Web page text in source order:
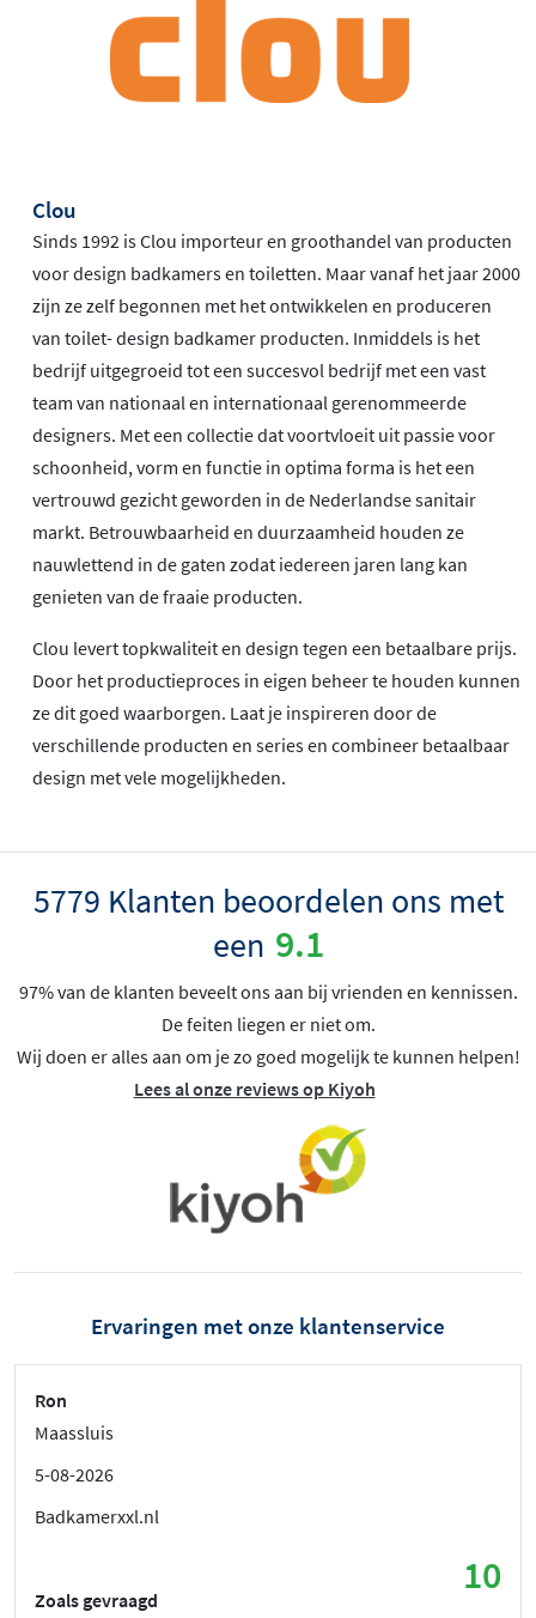
Clou
Sinds 1992 is Clou importeur en groothandel van producten
voor design badkamers en toiletten. Maar vanaf het jaar 2000
zijn ze zelf begonnen met het ontwikkelen en produceren
van toilet- design badkamer producten. Inmiddels is het
bedrijf uitgegroeid tot een succesvol bedrijf met een vast
team van nationaal en internationaal gerenommeerde
designers. Met een collectie dat voortvloeit uit passie voor
schoonheid, vorm en functie in optima forma is het een
vertrouwd gezicht geworden in de Nederlandse sanitair
markt. Betrouwbaarheid en duurzaamheid houden ze
nauwlettend in de gaten zodat iedereen jaren lang kan
genieten van de fraaie producten.
Clou levert topkwaliteit en design tegen een betaalbare prijs.
Door het productieproces in eigen beheer te houden kunnen
ze dit goed waarborgen. Laat je inspireren door de
verschillende producten en series en combineer betaalbaar
design met vele mogelijkheden.
5779 Klanten beoordelen ons met
een 9.1
97% van de klanten beveelt ons aan bij vrienden en kennissen.
De feiten liegen er niet om.
Wij doen er alles aan om je zo goed mogelijk te kunnen helpen!
Lees al onze reviews op Kiyoh
Ervaringen met onze klantenservice
Ron
Maassluis
5-08-2026
Badkamerxxl.nl
10
Zoals gevraagd